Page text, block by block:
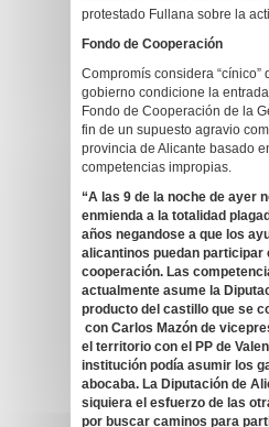
protestado Fullana sobre la
Fondo de Cooperación
Compromís considera “cínico”
gobierno condicione la
Fondo de Cooperación de la
fin de un supuesto agravio
provincia de Alicante basado
competencias impropias.
“A las 9 de la noche de ayer
enmienda a la totalidad
años negandose a que los
alicantinos puedan participar
cooperación. Las
actualmente asume la
producto del castillo que se
con Carlos Mazón de
el territorio con el PP de
institución podía asumir los
abocaba. La Diputación de
siquiera el esfuerzo de las
por buscar caminos para